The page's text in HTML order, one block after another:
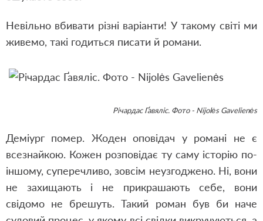
Невільно вбивати різні варіанти! У такому світі ми
живемо, такі годиться писати й романи.
Річардас Ґавяліс. Фото - Nijolės Gavelienės
Деміург помер. Жоден оповідач у романі не є
всезнайкою. Кожен розповідає ту саму історію по-
іншому, суперечливо, зовсім неузгоджено. Ні, вони
не захищають і не прикрашають себе, вони
свідомо не брешуть. Такий роман був би наче